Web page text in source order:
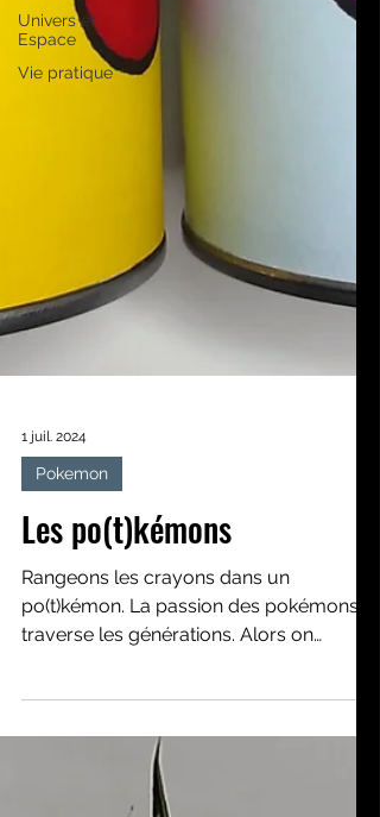
Univers et
Espace
Vie pratique
1 juil. 2024
Pokemon
Les po(t)kémons
Rangeons les crayons dans un